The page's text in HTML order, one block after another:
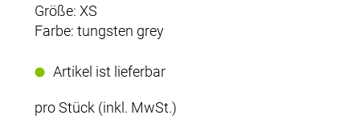
Größe: XS
Farbe: tungsten grey
Artikel ist lieferbar
pro Stück (inkl. MwSt.)